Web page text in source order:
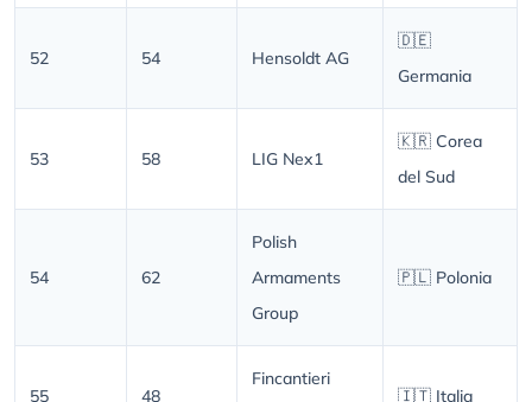
52 54 Hensoldt AG
🇩🇪
Germania
53 58 LIG Nex1
🇰🇷 Corea
del Sud
54 62
Polish
Armaments
Group
🇵🇱 Polonia
55 48
Fincantieri
🇮🇹 Italia